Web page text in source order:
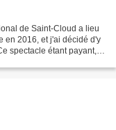
de Saint-Cloud a lieu
en 2016, et j'ai décidé d'y
spectacle étant payant,